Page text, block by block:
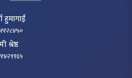
हुमागाईं
श्रेष्ठ